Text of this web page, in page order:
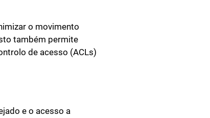
o movimento
também permite
de acesso (ACLs)
e o acesso a